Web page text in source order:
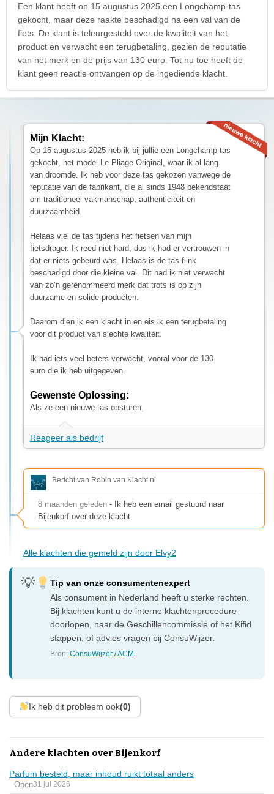
Een klant heeft op 15 augustus 2025 een Longchamp-tas
gekocht, maar deze raakte beschadigd na een val van de
fiets. De klant is teleurgesteld over de kwaliteit van het
product en verwacht een terugbetaling, gezien de reputatie
van het merk en de prijs van 130 euro. Tot nu toe heeft de
klant geen reactie ontvangen op de ingediende klacht.
Mijn Klacht:
Op 15 augustus 2025 heb ik bij jullie een Longchamp-tas
gekocht, het model Le Pliage Original, waar ik al lang
van droomde. Ik heb voor deze tas gekozen vanwege de
reputatie van de fabrikant, die al sinds 1948 bekendstaat
om traditioneel vakmanschap, authenticiteit en
duurzaamheid.
Helaas viel de tas tijdens het fietsen van mijn
fietsdrager. Ik reed niet hard, dus ik had er vertrouwen in
dat er niets gebeurd was. Helaas is de tas flink
beschadigd door die kleine val. Dit had ik niet verwacht
van zo’n gerenommeerd merk dat trots is op zijn
duurzame en solide producten.
Daarom dien ik een klacht in en eis ik een terugbetaling
voor dit product van slechte kwaliteit.
Ik had iets veel beters verwacht, vooral voor de 130
euro die ik heb uitgegeven.
Gewenste Oplossing:
Als ze een nieuwe tas opsturen.
Reageer als bedrijf
Bericht van Robin van Klacht.nl
8 maanden geleden - Ik heb een email gestuurd naar
Bijenkorf over deze klacht.
Alle klachten die gemeld zijn door Elvy2
Tip van onze consumentenexpert
Als consument in Nederland heeft u sterke rechten.
Bij klachten kunt u de interne klachtenprocedure
doorlopen, naar de Geschillencommissie of het Kifid
stappen, of advies vragen bij ConsuWijzer.
Bron:ConsuWijzer / ACM
Ik heb dit probleem ook(0)
Andere klachten over Bijenkorf
Parfum besteld, maar inhoud ruikt totaal anders
Open31 jul 2026